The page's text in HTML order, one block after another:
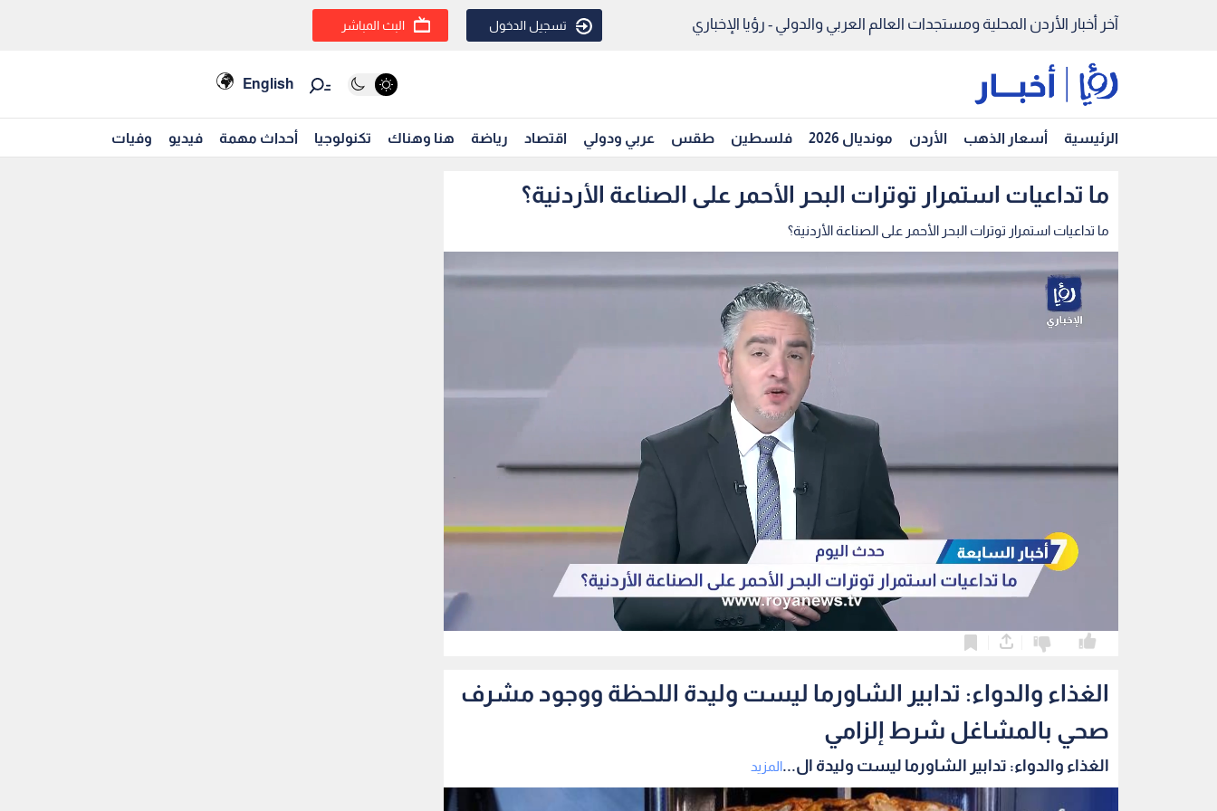
آخر أخبار الأردن المحلية ومستجدات العالم العربي والدولي - رؤيا الإخباري تسجيل الدخول البث المباشر
English
الرئيسية أسعار الذهب الأردن مونديال 2026 فلسطين طقس عربي ودولي اقتصاد رياضة هنا وهناك تكنولوجيا أحداث مهمة فيديو وفيات
ما تداعيات استمرار توترات البحر الأحمر على الصناعة الأردنية؟
ما تداعيات استمرار توترات البحر الأحمر على الصناعة الأردنية؟
الغذاء والدواء: تدابير الشاورما ليست وليدة اللحظة ووجود مشرف
صحي بالمشاغل شرط إلزامي
الغذاء والدواء: تدابير الشاورما ليست وليدة ال...المزيد